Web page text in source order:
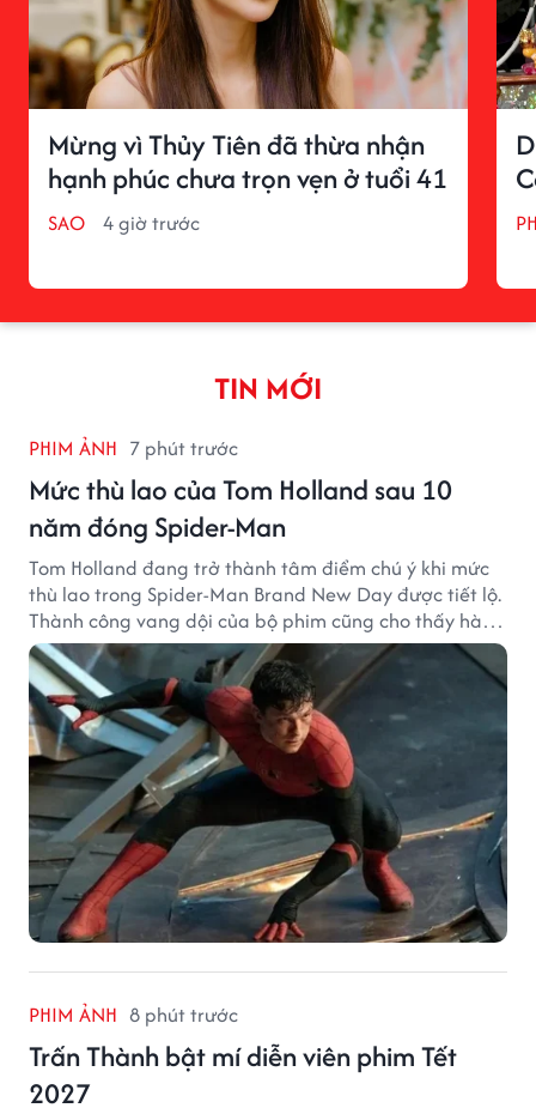
Mừng vì Thủy Tiên đã thừa nhận
hạnh phúc chưa trọn vẹn ở tuổi 41
SAO 4 giờ trước
TIN MỚI
PHIM ẢNH 7 phút trước
Mức thù lao của Tom Holland sau 10
năm đóng Spider-Man
Tom Holland đang trở thành tâm điểm chú ý khi mức
thù lao trong Spider-Man Brand New Day được tiết lộ.
Thành công vang dội của bộ phim cũng cho thấy hành
trình thăng hạng đáng chú ý của nam diễn viên sau
một thập kỷ gắn bó với vai Người Nhện.
PHIM ẢNH 8 phút trước
Trấn Thành bật mí diễn viên phim Tết
2027